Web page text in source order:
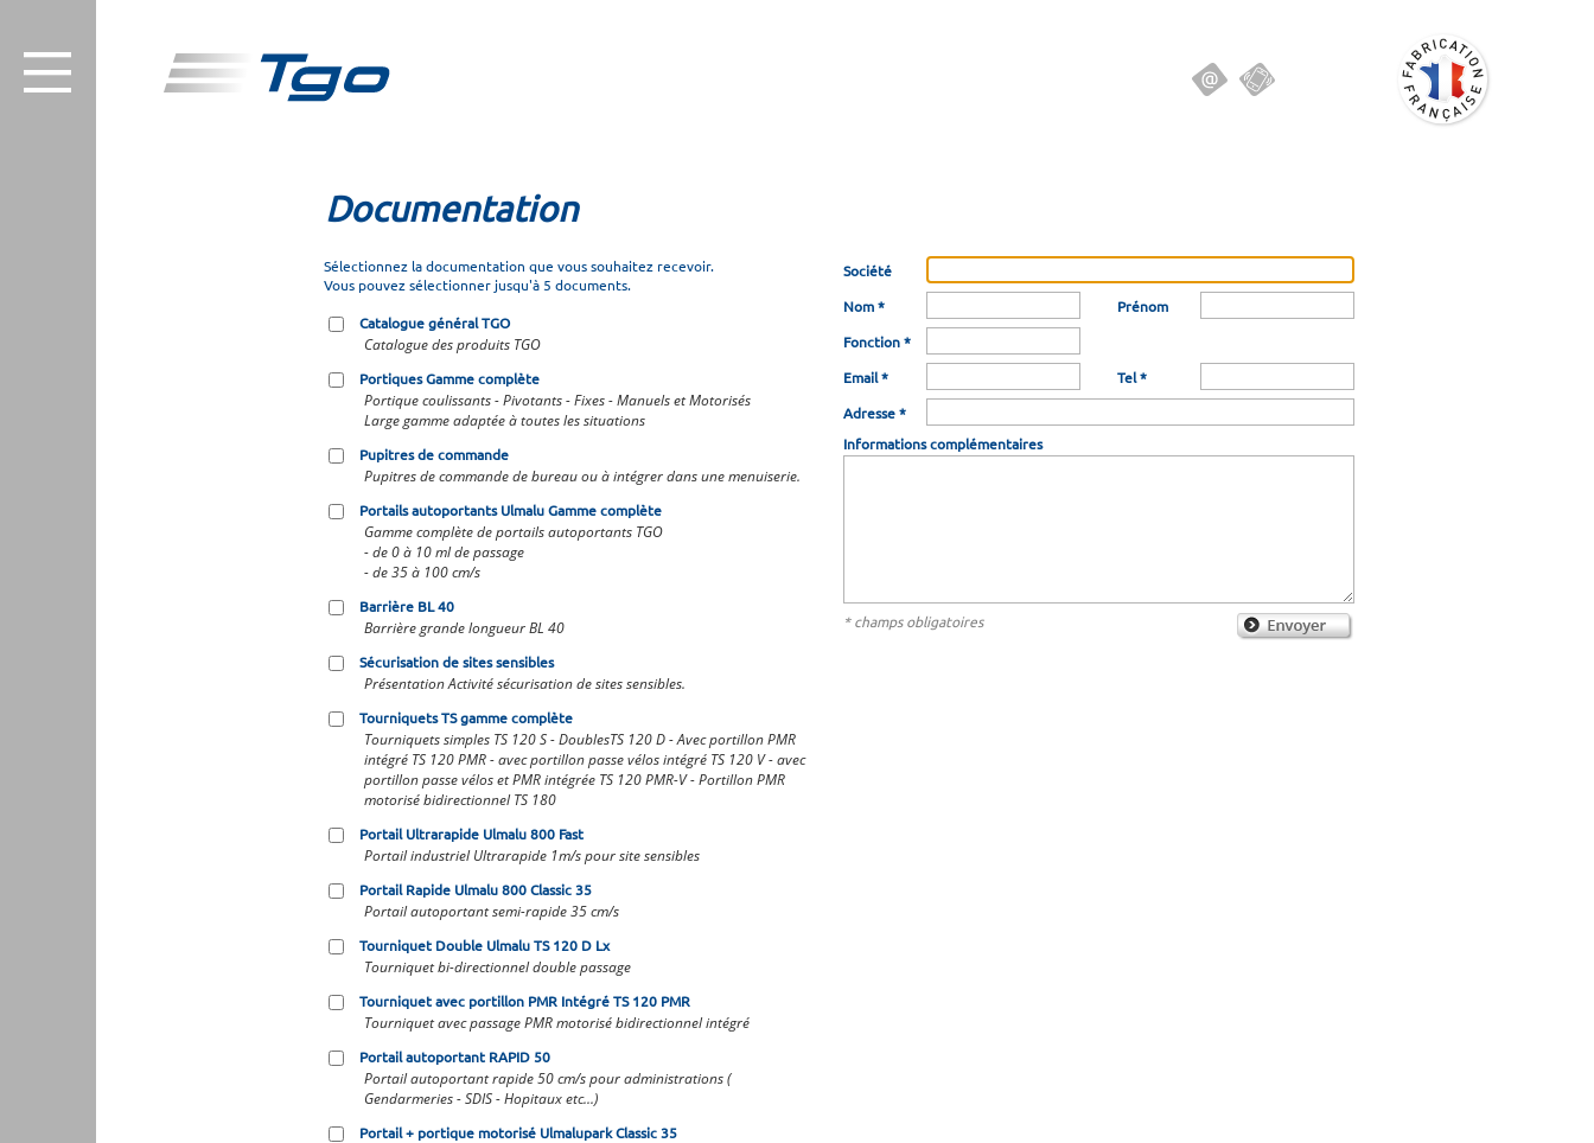
Documentation
Sélectionnez la documentation que vous souhaitez recevoir.
Vous pouvez sélectionner jusqu'à 5 documents.
Catalogue général TGO
Catalogue des produits TGO
Portiques Gamme complète
Portique coulissants - Pivotants - Fixes - Manuels et Motorisés
Large gamme adaptée à toutes les situations
Pupitres de commande
Pupitres de commande de bureau ou à intégrer dans une menuiserie.
Portails autoportants Ulmalu Gamme complète
Gamme complète de portails autoportants TGO
- de 0 à 10 ml de passage
- de 35 à 100 cm/s
Barrière BL 40
Barrière grande longueur BL 40
Sécurisation de sites sensibles
Présentation Activité sécurisation de sites sensibles.
Tourniquets TS gamme complète
Tourniquets simples TS 120 S - DoublesTS 120 D - Avec portillon PMR
intégré TS 120 PMR - avec portillon passe vélos intégré TS 120 V - avec
portillon passe vélos et PMR intégrée TS 120 PMR-V - Portillon PMR
motorisé bidirectionnel TS 180
Portail Ultrarapide Ulmalu 800 Fast
Portail industriel Ultrarapide 1m/s pour site sensibles
Portail Rapide Ulmalu 800 Classic 35
Portail autoportant semi-rapide 35 cm/s
Tourniquet Double Ulmalu TS 120 D Lx
Tourniquet bi-directionnel double passage
Tourniquet avec portillon PMR Intégré TS 120 PMR
Tourniquet avec passage PMR motorisé bidirectionnel intégré
Portail autoportant RAPID 50
Portail autoportant rapide 50 cm/s pour administrations (
Gendarmeries - SDIS - Hopitaux etc...)
Portail + portique motorisé Ulmalupark Classic 35
Société
Nom *
Prénom
Fonction *
Email *
Tel *
Adresse *
Informations complémentaires
* champs obligatoires